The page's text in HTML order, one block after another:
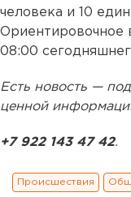
человека и 10
Ориентировочное
08:00
Есть новость —
ценной
+7 922 143 47 42.
Происшествия